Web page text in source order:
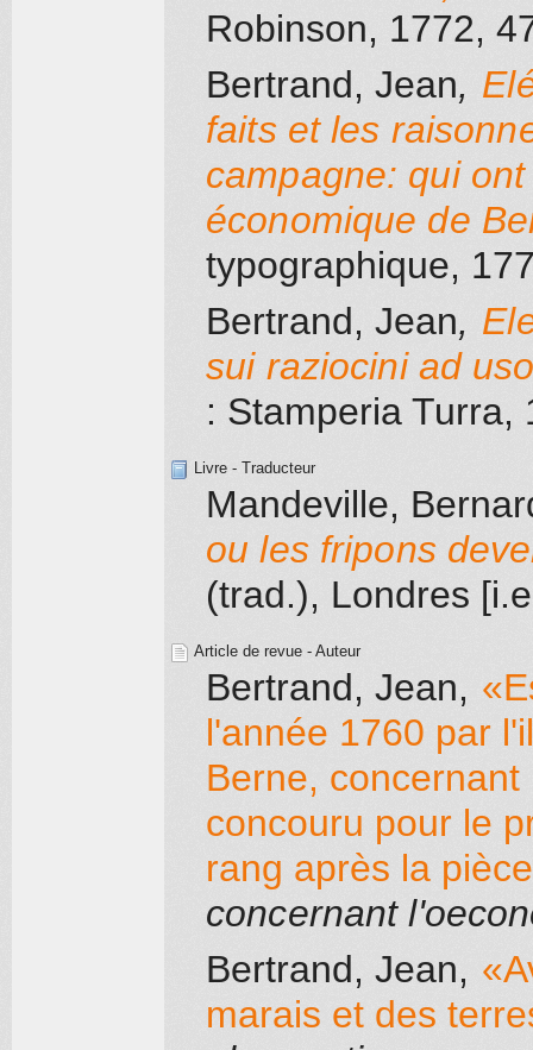
Robinson, 1772,
Bertrand, Jean,
faits et les
campagne: qui
économique de
typographique,
Bertrand, Jean,
sui raziocini ad
: Stamperia Turra,
Livre - Traducteur
Mandeville,
ou les fripons
(trad.), Londres
Article de revue - Auteur
Bertrand, Jean,
l'année 1760 par
Berne,
concouru pour le
rang après la
concernant
Bertrand, Jean,
marais et des